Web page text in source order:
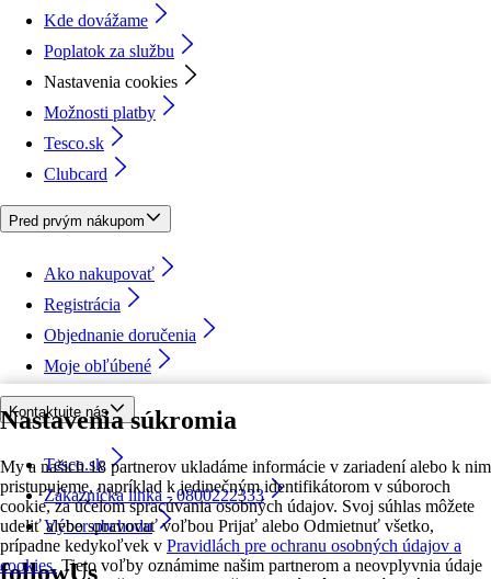
Nastavenia súkromia
My a našich 18 partnerov ukladáme informácie v zariadení alebo k nim
pristupujeme, napríklad k jedinečným identifikátorom v súboroch
cookie, za účelom spracúvania osobných údajov. Svoj súhlas môžete
udeliť alebo spravovať voľbou Prijať alebo Odmietnuť všetko,
prípadne kedykoľvek v Pravidlách pre ochranu osobných údajov a
cookies. Tieto voľby oznámime našim partnerom a neovplyvnia údaje
Kde dovážame
Poplatok za službu
Nastavenia cookies
Možnosti platby
Tesco.sk
Clubcard
Pred prvým nákupom
Ako nakupovať
Registrácia
Objednanie doručenia
Moje obľúbené
Kontaktujte nás
Tesco.sk
Zákaznícka linka - 0800222333
Výber obchodu
followUs